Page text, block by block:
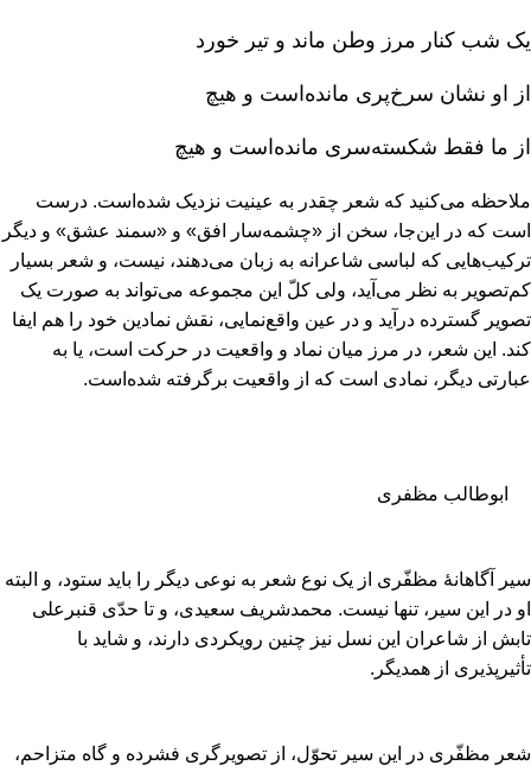
یک شب کنار مرز وطن ماند و تیر خورد
از او نشان سرخ‌پری مانده‌است و هیچ‌
از ما فقط شکسته‌سری مانده‌است و هیچ‌
ملاحظه می‌کنید که شعر چقدر به عینیت نزدیک شده‌است‌. درست
است که در این‌جا، سخن از «چشمه‌سار افق‌» و «سمند عشق‌» و دیگر
ترکیب‌هایی که لباسی شاعرانه به زبان می‌دهند، نیست‌، و شعر بسیار
کم‌تصویر به نظر می‌آید، ولی کل‌ّ این مجموعه می‌تواند به صورت یک
تصویر گسترده درآید و در عین واقع‌نمایی‌، نقش نمادین خود را هم ایفا
کند. این شعر، در مرز میان نماد و واقعیت در حرکت است‌، یا به
عبارتی دیگر، نمادی است که از واقعیت برگرفته شده‌است‌.
ابوطالب مظفری
سیر آگاهانۀ مظفّری از یک نوع شعر به نوعی دیگر را باید ستود، و البته
او در این سیر، تنها نیست‌. محمدشریف سعیدی‌، و تا حدّی قنبرعلی
تابش از شاعران این نسل نیز چنین رویکردی دارند، و شاید با
تأثیرپذیری از همدیگر.
شعر مظفّری در این سیر تحوّل‌، از تصویرگری فشرده و گاه متزاحم‌،